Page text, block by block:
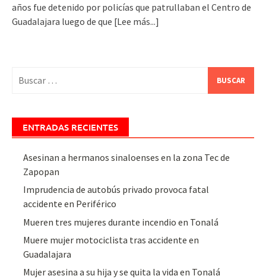
años fue detenido por policías que patrullaban el Centro de
Guadalajara luego de que [Lee más...]
ENTRADAS RECIENTES
Asesinan a hermanos sinaloenses en la zona Tec de
Zapopan
Imprudencia de autobús privado provoca fatal
accidente en Periférico
Mueren tres mujeres durante incendio en Tonalá
Muere mujer motociclista tras accidente en
Guadalajara
Mujer asesina a su hija y se quita la vida en Tonalá